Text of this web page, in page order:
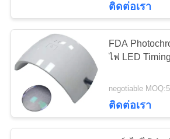
เครื่องวัด PD ดิ
ติดต่อเรา
FDA
ไฟ LED
negotiable MOQ:5
ติดต่อเรา